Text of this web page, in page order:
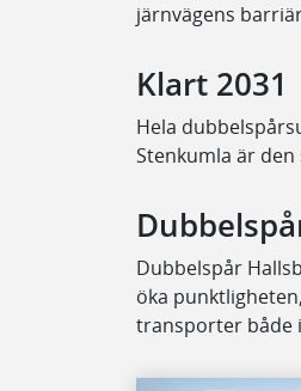
järnvägens
Klart 2031
Hela
Stenkumla är den
Dubbelspår
öka
transporter både